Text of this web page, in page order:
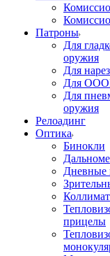
Патроны
Для
оружия
Для
Для
Для
оружия
Релоадинг
Оптика
Бинокли
Дневные
прицелы